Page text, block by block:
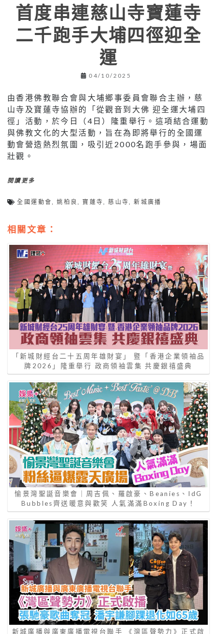
首度串連慈山寺寶蓮寺
二千跑手大埔四徑迎全
運
04/10/2025
由香港佛教聯合會與大埔鄉事委員會聯合主辦，慈
山寺及寶蓮寺協辦的「從觀音到大佛 迎全運大埔四
徑」活動，於今日（4日）隆重舉行。這項結合運動
與佛教文化的大型活動，旨在為即將舉行的全國運
動會營造熱烈氛圍，吸引近2000名跑手參與，場面
壯觀。
閱讀更多
全國運動會,姚柏良, 寶蓮寺,慈山寺,新城廣播
相關文章：
「新城財經台二十五周年雄財宴」 暨「香港企業領袖品
牌2026」隆重舉行 政商領袖雲集 共慶銀禧盛典
愉景灣聖誕音樂會｜周吉佩、羅啟豪、Beanies、IdG
Bubbles齊送暖意與歡笑 人氣滿滿Boxing Day！
新城廣播與廣東廣播電視台聯手 《灣區聲勢力》正式啟